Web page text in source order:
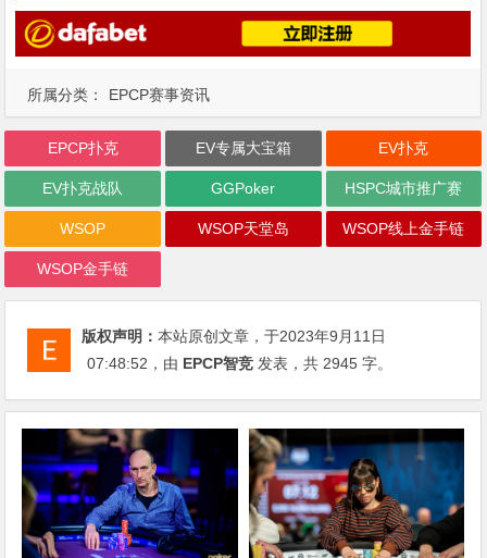
所属分类： EPCP赛事资讯
EPCP扑克 EV专属大宝箱 EV扑克
EV扑克战队 GGPoker HSPC城市推广赛
WSOP WSOP天堂岛 WSOP线上金手链
WSOP金手链
版权声明：本站原创文章，于2023年9月11日
07:48:52 ，由 EPCP智竞 发表，共 2945 字。